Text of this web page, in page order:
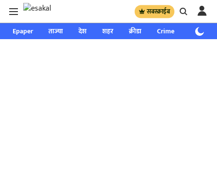
सबस्क्राईब
Epaper ताज्या देश शहर क्रीडा Crime साप्ताहिक